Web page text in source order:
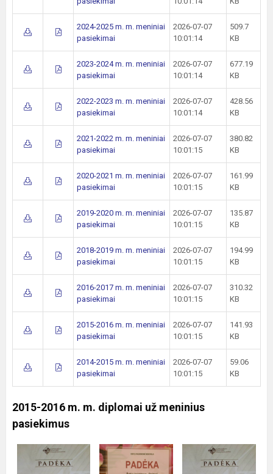
2024-2025 m. m. meniniai
pasiekimai
2026-07-07
10:01:14
509.7
KB
2023-2024 m. m. meniniai
pasiekimai
2026-07-07
10:01:14
677.19
KB
2022-2023 m. m. meniniai
pasiekimai
2026-07-07
10:01:14
428.56
KB
2021-2022 m. m. meniniai
pasiekimai
2026-07-07
10:01:15
380.82
KB
2020-2021 m. m. meniniai
pasiekimai
2026-07-07
10:01:15
161.99
KB
2019-2020 m. m. meniniai
pasiekimai
2026-07-07
10:01:15
135.87
KB
2018-2019 m. m. meniniai
pasiekimai
2026-07-07
10:01:15
194.99
KB
2016-2017 m. m. meniniai
pasiekimai
2026-07-07
10:01:15
310.32
KB
2015-2016 m. m. meniniai
pasiekimai
2026-07-07
10:01:15
141.93
KB
2014-2015 m. m. meniniai
pasiekimai
2026-07-07
10:01:15
59.06
KB
2015-2016 m. m. diplomai už meninius
pasiekimus